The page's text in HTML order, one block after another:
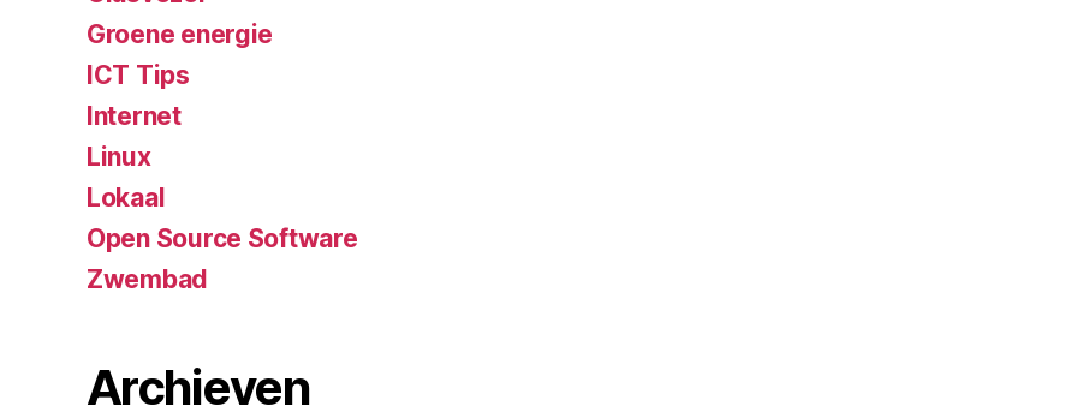
Groene energie
ICT Tips
Internet
Linux
Lokaal
Open Source Software
Zwembad
Archieven